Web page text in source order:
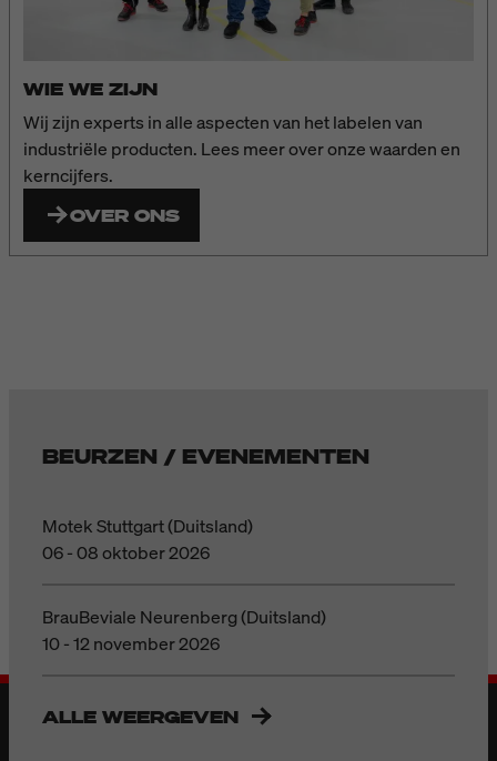
WIE WE ZIJN
Wij zijn experts in alle aspecten van het labelen van
industriële producten. Lees meer over onze waarden en
kerncijfers.
OVER ONS
BEURZEN / EVENEMENTEN
Motek Stuttgart (Duitsland)
06 - 08 oktober 2026
BrauBeviale Neurenberg (Duitsland)
10 - 12 november 2026
ALLE WEERGEVEN